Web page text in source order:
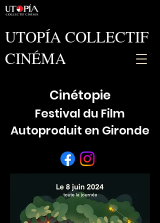
UTOPÍA COLLECTIF
CINÉMA
Cinétopie
Festival du Film
Autoproduit en Gironde